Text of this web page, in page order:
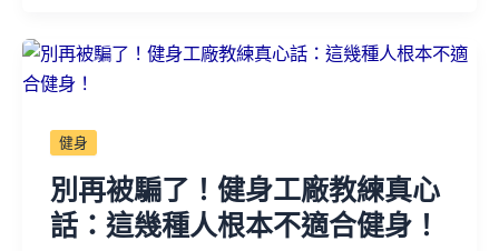
健身
別再被騙了！健身工廠教練真心
話：這幾種人根本不適合健身！